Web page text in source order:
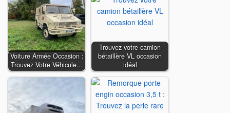
Voiture Armée Occasion :
Trouvez Votre Véhicule…
Trouvez votre camion
bétaillère VL occasion
idéal